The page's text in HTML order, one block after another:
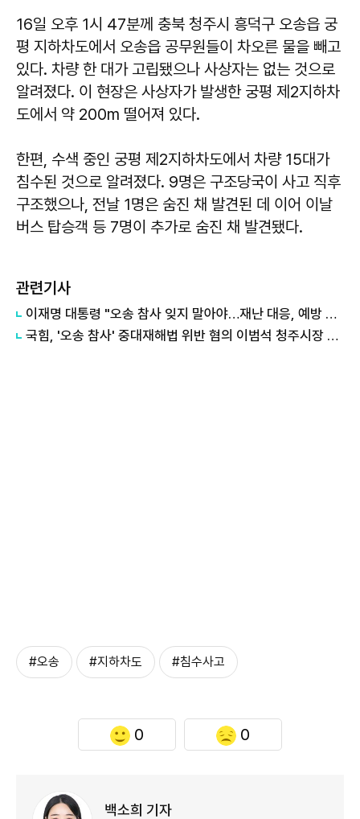
16일 오후 1시 47분께 충북 청주시 흥덕구 오송읍 궁
평 지하차도에서 오송읍 공무원들이 차오른 물을 빼고
있다. 차량 한 대가 고립됐으나 사상자는 없는 것으로
알려졌다. 이 현장은 사상자가 발생한 궁평 제2지하차
도에서 약 200m 떨어져 있다.
한편, 수색 중인 궁평 제2지하차도에서 차량 15대가
침수된 것으로 알려졌다. 9명은 구조당국이 사고 직후
구조했으나, 전날 1명은 숨진 채 발견된 데 이어 이날
버스 탑승객 등 7명이 추가로 숨진 채 발견됐다.
관련기사
이재명 대통령 "오송 참사 잊지 말아야…재난 대응, 예방 중심으로 전환"
국힘, '오송 참사' 중대재해법 위반 혐의 이범석 청주시장 공천배제
#오송 #지하차도 #침수사고
0 0
백소희 기자